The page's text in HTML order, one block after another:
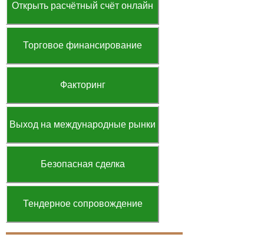
Открыть расчётный счёт онлайн
Торговое финансирование
Факторинг
Выход на международные рынки
Безопасная сделка
Тендерное сопровождение